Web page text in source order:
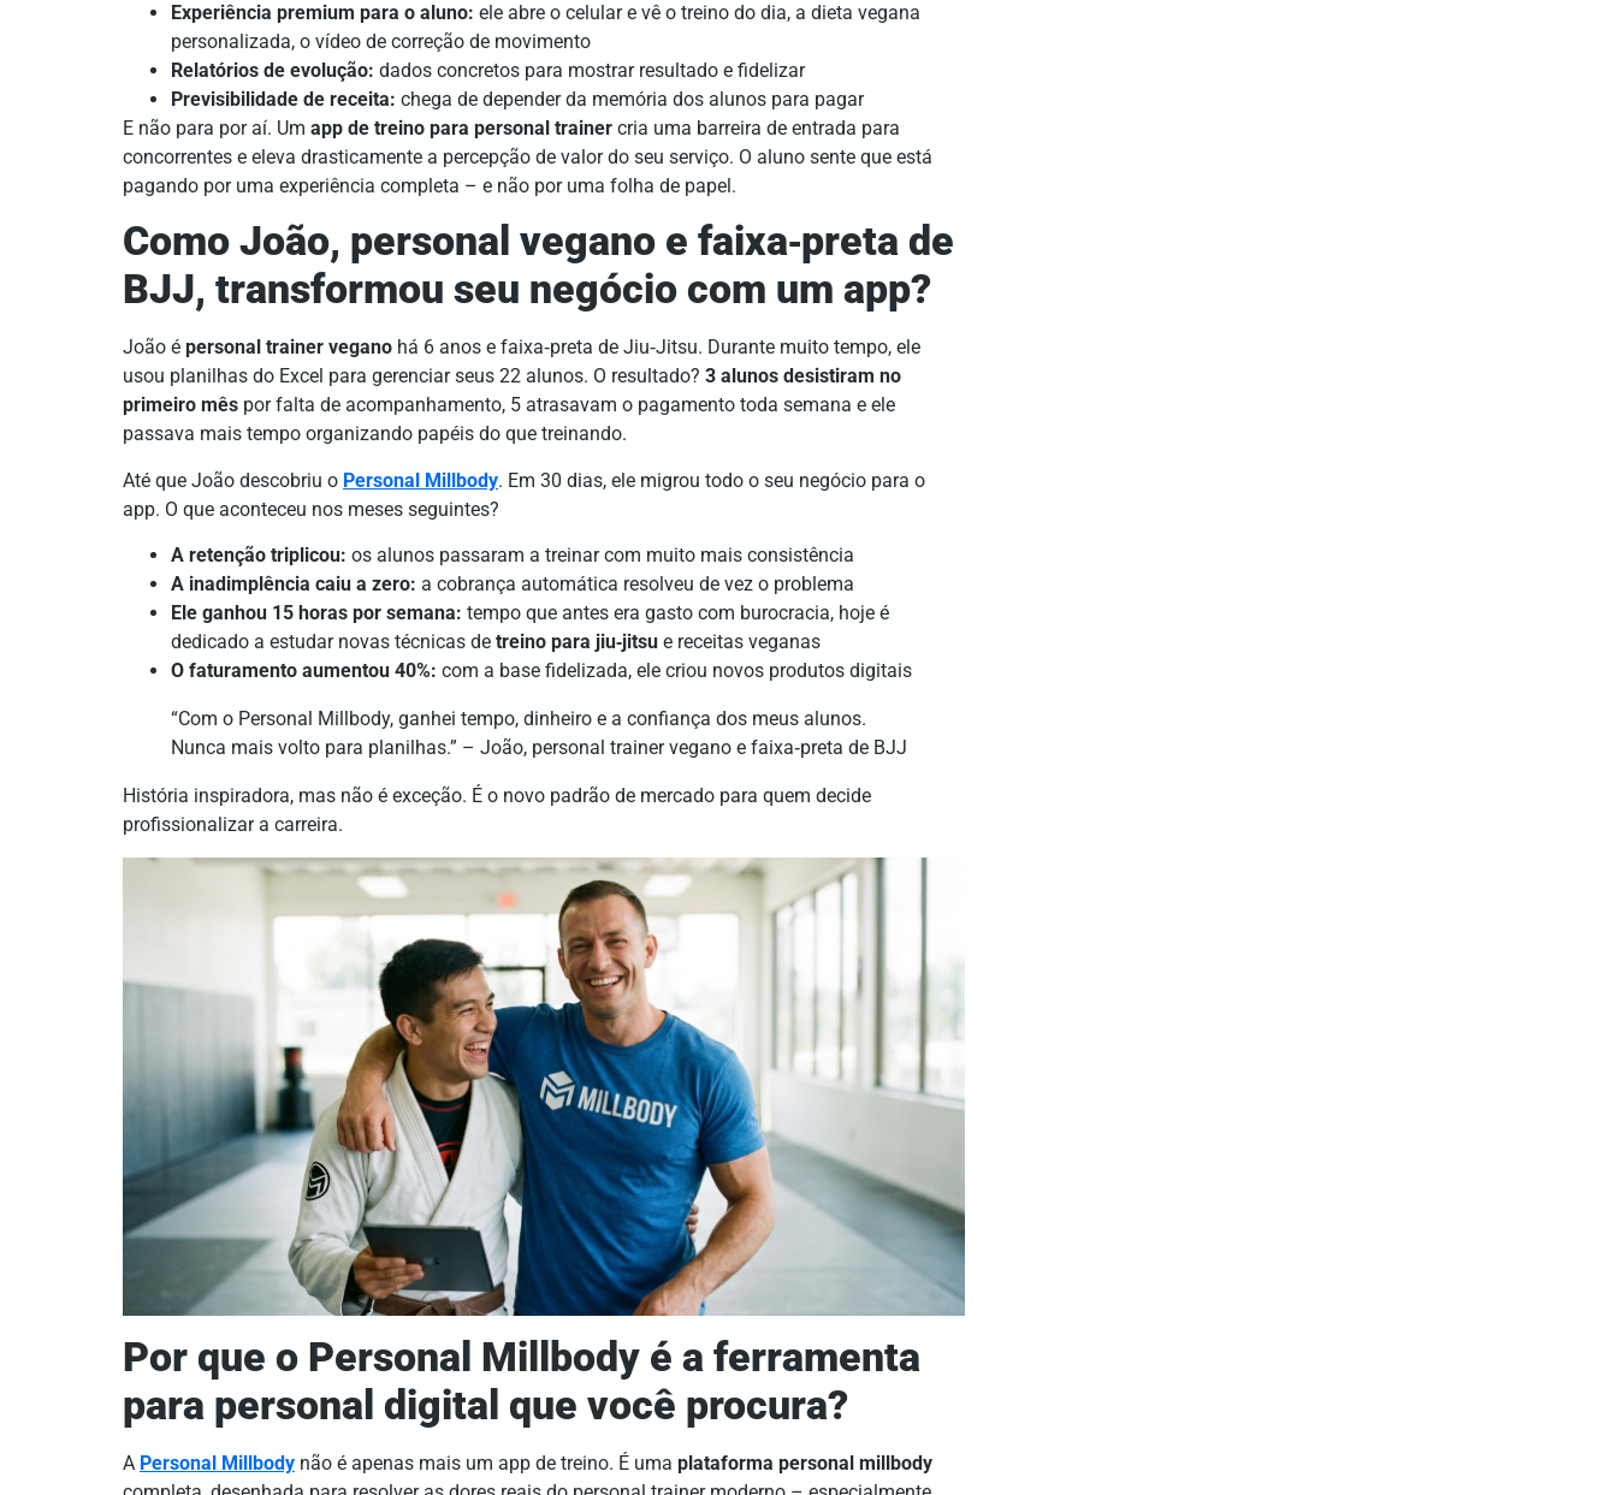
Experiência premium para o aluno: ele abre o celular e vê o treino do dia, a dieta vegana
personalizada, o vídeo de correção de movimento
Relatórios de evolução: dados concretos para mostrar resultado e fidelizar
Previsibilidade de receita: chega de depender da memória dos alunos para pagar
E não para por aí. Um app de treino para personal trainer cria uma barreira de entrada para
concorrentes e eleva drasticamente a percepção de valor do seu serviço. O aluno sente que está
pagando por uma experiência completa – e não por uma folha de papel.
Como João, personal vegano e faixa‑preta de
BJJ, transformou seu negócio com um app?
João é personal trainer vegano há 6 anos e faixa‑preta de Jiu‑Jitsu. Durante muito tempo, ele
usou planilhas do Excel para gerenciar seus 22 alunos. O resultado? 3 alunos desistiram no
primeiro mês por falta de acompanhamento, 5 atrasavam o pagamento toda semana e ele
passava mais tempo organizando papéis do que treinando.
Até que João descobriu o Personal Millbody. Em 30 dias, ele migrou todo o seu negócio para o
app. O que aconteceu nos meses seguintes?
A retenção triplicou: os alunos passaram a treinar com muito mais consistência
A inadimplência caiu a zero: a cobrança automática resolveu de vez o problema
Ele ganhou 15 horas por semana: tempo que antes era gasto com burocracia, hoje é
dedicado a estudar novas técnicas de treino para jiu‑jitsu e receitas veganas
O faturamento aumentou 40%: com a base fidelizada, ele criou novos produtos digitais
“Com o Personal Millbody, ganhei tempo, dinheiro e a confiança dos meus alunos.
Nunca mais volto para planilhas.” – João, personal trainer vegano e faixa‑preta de BJJ
História inspiradora, mas não é exceção. É o novo padrão de mercado para quem decide
profissionalizar a carreira.
Por que o Personal Millbody é a ferramenta
para personal digital que você procura?
A Personal Millbody não é apenas mais um app de treino. É uma plataforma personal millbody